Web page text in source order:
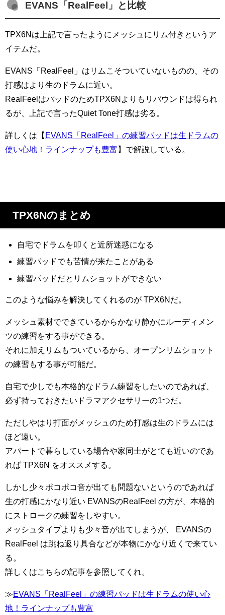
EVANS「RealFeel」と比較
TPX6Nは上記で言ったようにメッシュにリム付きというア
イテムだ。
EVANS「RealFeel」はリムこそついていないものの、その
打感はより生のドラムに近い。
RealFeelはパッドのためTPX6Nよりもリバウンドは得られ
るが、上記で言ったQuiet Tone打感は劣る。
詳しくは【EVANS「RealFeel」の練習パッドは生ドラムの
使い心地！ラインナップも豊富 】で解説している。
TPX6Nのまとめ
自宅でドラムを叩くと近所迷惑になる
練習パッドでも苦情が来たことがある
練習パッドだとリムショットができない
このような悩みを解決してくれるのが TPX6Nだ。
メッシュ素材でできているからかなり静かにルーディメン
ツの練習をする事ができる。
それに加えリムもついているから、オープンリムショット
の練習もする事が可能だ。
自宅で少しでも本格的なドラム練習をしたいのであれば、
必ず持っておきたいドラマアクセサリーの1つだ。
ただしやはり打面がメッシュのため打感は生のドラムには
ほど遠い。
アパートで暮らしている場合や家同士がとても近いのであ
れば TPX6N をオススメする。
しかし少々ポコポコ音が出ても問題ないというのであれば
生の打感にかなり近い EVANSのRealFeel の方が、本格的
にストロークの練習をしやすい。
メッシュタイプよりも少々音が出てしまうが、 EVANSの
RealFeel は跳ね返り具合などが本物にかなり近くで来てい
る。
詳しくはこちらの記事を参照してくれ。
≫EVANS「RealFeel」の練習パッドは生ドラムの使い心
地！ラインナップも豊富